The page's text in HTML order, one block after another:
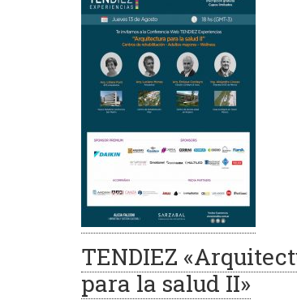
TENDIEZ
para la salud II»